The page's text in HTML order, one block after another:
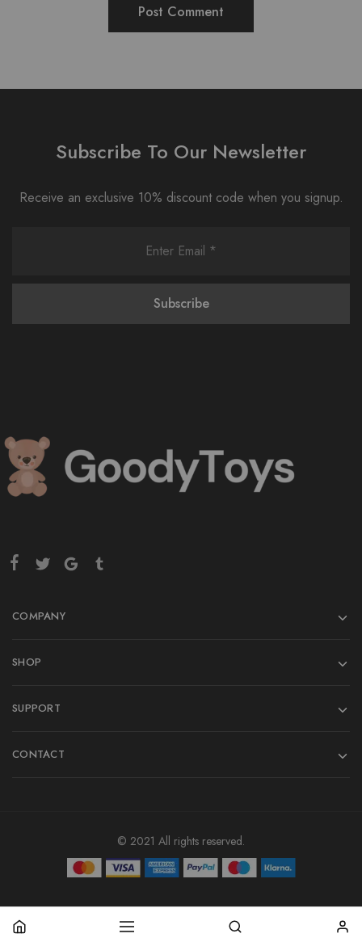
Subscribe To Our Newsletter
Receive an exclusive 10% discount code when you signup.
COMPANY
SHOP
SUPPORT
CONTACT
© 2021 All rights reserved.